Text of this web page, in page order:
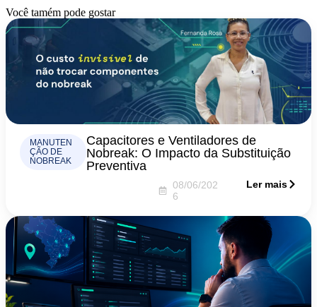
Você tamém pode gostar
MANUTEN
ÇÃO DE
NOBREAK
Capacitores e Ventiladores de
Nobreak: O Impacto da Substituição
Preventiva
08/06/202
6
Ler mais